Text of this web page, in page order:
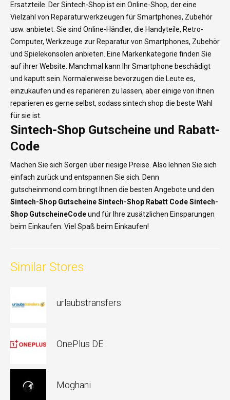
Ersatzteile. Der Sintech-Shop ist ein Online-Shop, der eine
Vielzahl von Reparaturwerkzeugen für Smartphones, Zubehör
usw. anbietet. Sie sind Online-Händler, die Handyteile, Retro-
Computer, Werkzeuge zur Reparatur von Smartphones, Zubehör
und Spielekonsolen anbieten. Eine Markenkategorie finden Sie
auf ihrer Website. Manchmal kann Ihr Smartphone beschädigt
und kaputt sein. Normalerweise bevorzugen die Leute es,
einzukaufen und es reparieren zu lassen, aber einige von ihnen
reparieren es gerne selbst, sodass sintech shop die beste Wahl
für sie ist.
Sintech-Shop Gutscheine und Rabatt-
Code
Machen Sie sich Sorgen über riesige Preise. Also lehnen Sie sich
einfach zurück und entspannen Sie sich. Denn
gutscheinmond.com bringt Ihnen die besten Angebote und den
Sintech-Shop Gutscheine Sintech-Shop Rabatt Code Sintech-
Shop GutscheineCodeund für Ihre zusätzlichen Einsparungen
beim Einkaufen. Viel Spaß beim Einkaufen!
Similar Stores
urlaubstransfers
OnePlus DE
Moghani